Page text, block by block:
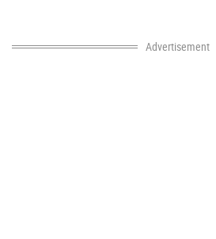
Advertisement